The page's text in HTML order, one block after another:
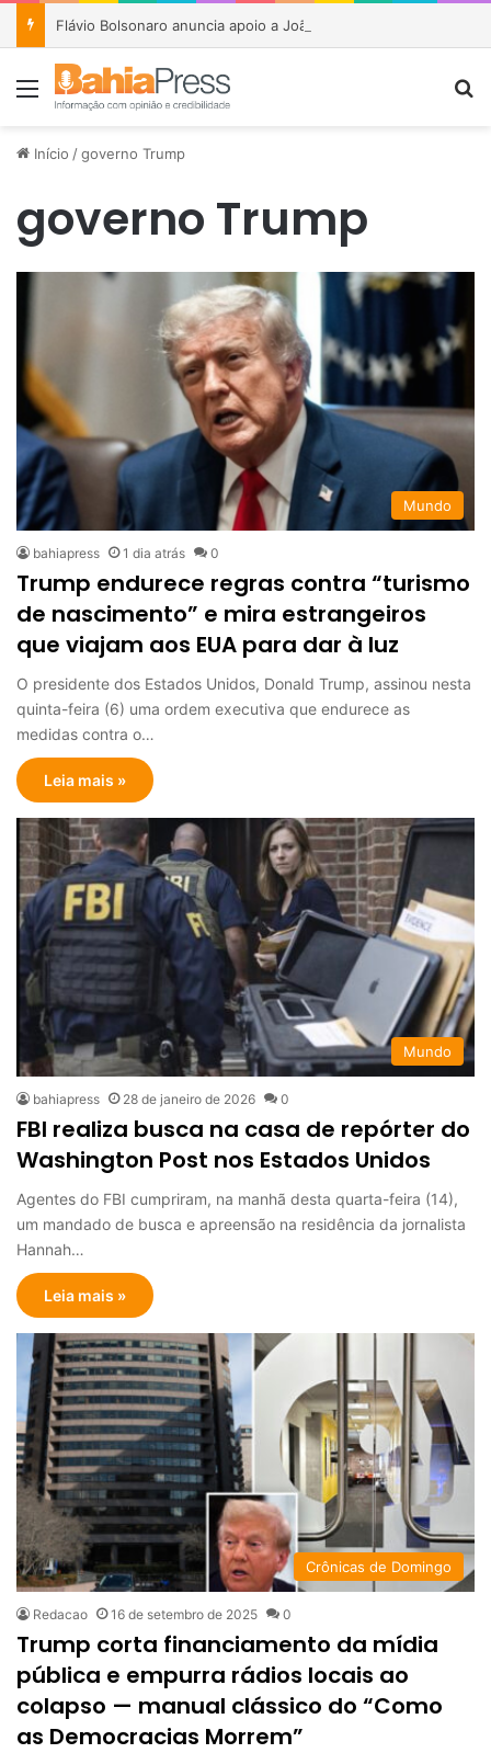
Menu
Início /governo Trump
governo Trump
Mundo
bahiapress 1 dia atrás 0
Trump endurece regras contra “turismo
de nascimento” e mira estrangeiros
que viajam aos EUA para dar à luz
O presidente dos Estados Unidos, Donald Trump, assinou nesta
quinta-feira (6) uma ordem executiva que endurece as
medidas contra o…
Leia mais »
Mundo
bahiapress 28 de janeiro de 2026 0
FBI realiza busca na casa de repórter do
Washington Post nos Estados Unidos
Agentes do FBI cumpriram, na manhã desta quarta-feira (14),
um mandado de busca e apreensão na residência da jornalista
Hannah…
Leia mais »
Crônicas de Domingo
Redacao 16 de setembro de 2025 0
Trump corta financiamento da mídia
pública e empurra rádios locais ao
colapso — manual clássico do “Como
as Democracias Morrem”